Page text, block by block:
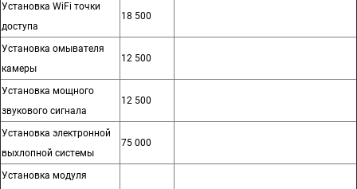
Установка WiFi точки
доступа
18 500
Установка омывателя
камеры
12 500
Установка мощного
звукового сигнала
12 500
Установка электронной
выхлопной системы
75 000
Установка модуля